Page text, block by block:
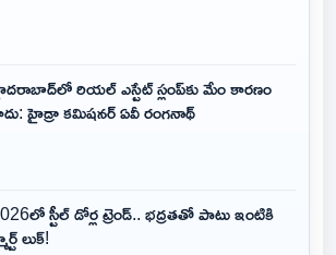
రియల్ ఎస్టేట్ స్లంప్‌కు మేం కారణం
హైడ్రా కమిషనర్ ఏవీ రంగనాథ్
స్టీల్ డోర్ల ట్రెండ్.. భద్రతతో పాటు ఇంటికి
లుక్!